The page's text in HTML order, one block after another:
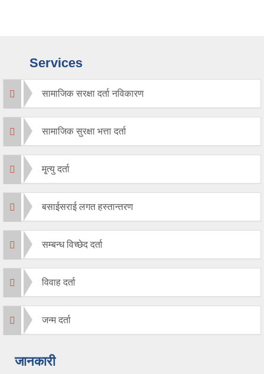
Services
सामाजिक सरक्षा दर्ता नविकारण
सामाजिक सुरक्षा भत्ता दर्ता
मृ्त्यु दर्ता
बसाईसराई लगत हस्तान्तरण
सम्बन्ध विच्छेद दर्ता
विवाह दर्ता
जन्म दर्ता
जानकारी